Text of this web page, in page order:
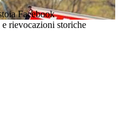
Facebook
e rievocazioni storiche